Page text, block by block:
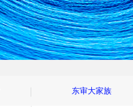
东审大家族